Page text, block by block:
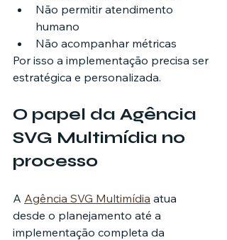
Não permitir atendimento
humano
Não acompanhar métricas
Por isso a implementação precisa ser
estratégica e personalizada.
O papel da Agência
SVG Multimídia no
processo
A Agência SVG Multimídia atua
desde o planejamento até a
implementação completa da